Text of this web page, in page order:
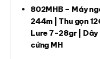
802MHB – Máy
244m | Thu gọn
Lure 7-28gr |
cứng MH